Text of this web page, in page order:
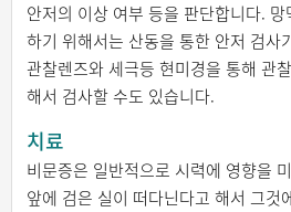
안저의 이상 여부 등을 판단합니다.
하기 위해서는 산동을 통한 안저 검사
관찰렌즈와 세극등 현미경을 통해 관
해서 검사할 수도 있습니다.
치료
비문증은 일반적으로 시력에 영향을
앞에 검은 실이 떠다닌다고 해서 그것